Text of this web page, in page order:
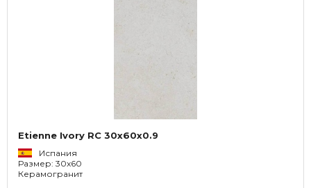
Etienne Ivory RC 30x60x0.9
Испания
Размер: 30x60
Керамогранит